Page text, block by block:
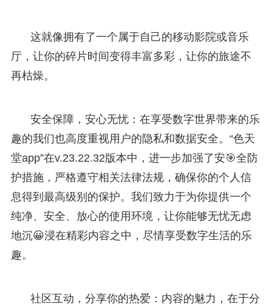
这就像拥有了一个属于自己的移动影院或音乐
厅，让你的碎片时间变得丰富多彩，让你的旅途不
再枯燥。
安全保障，安心无忧：在享受数字世界带来的乐
趣的我们也高度重视用户的隐私和数据安全。“色天
堂app”在v.23.22.32版本中，进一步加强了安🎯全防
护措施，严格遵守相关法律法规，确保你的个人信
息得到最高级别的保护。我们致力于为你提供一个
纯净、安全、放心的使用环境，让你能够无忧无虑
地沉😀浸在精彩内容之中，尽情享受数字生活的乐
趣。
社区互动，分享你的热爱：内容的魅力，在于分